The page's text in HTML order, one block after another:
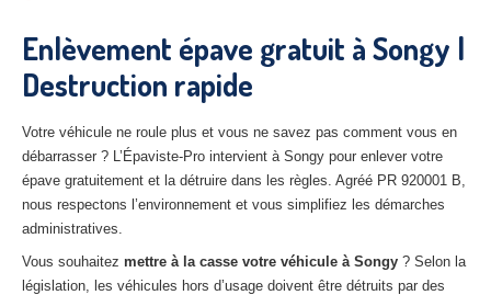
– Eure-et-Loir
27– Eure
10
02 – Aisne
Tousles secteurs
CENTREVHU AGRÉE
Enlèvement épave gratuit à Songy |
Destruction rapide
Votre véhicule ne roule plus et vous ne savez pas comment vous en
débarrasser ? L’Épaviste-Pro intervient à Songy pour enlever votre
épave gratuitement et la détruire dans les règles. Agréé PR 920001 B,
nous respectons l’environnement et vous simplifiez les démarches
administratives.
Vous souhaitez mettre à la casse votre véhicule à Songy ? Selon la
législation, les véhicules hors d’usage doivent être détruits par des